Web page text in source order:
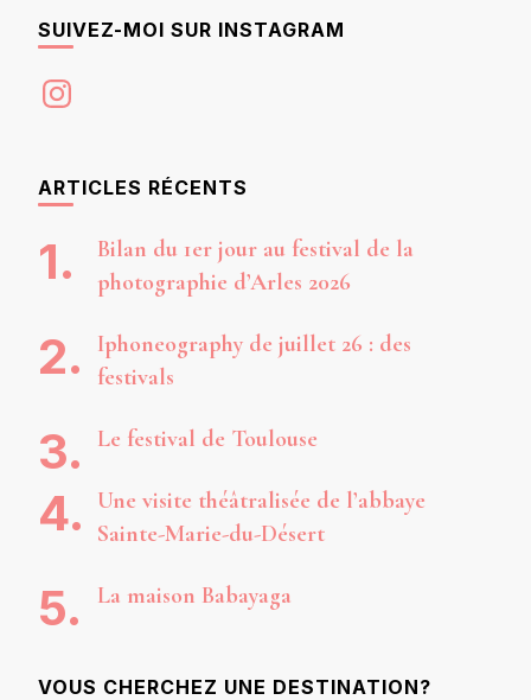
SUIVEZ-MOI SUR INSTAGRAM
Instagram
ARTICLES RÉCENTS
Bilan du 1er jour au festival de la
photographie d’Arles 2026
Iphoneography de juillet 26 : des
festivals
Le festival de Toulouse
Une visite théâtralisée de l’abbaye
Sainte-Marie-du-Désert
La maison Babayaga
VOUS CHERCHEZ UNE DESTINATION?